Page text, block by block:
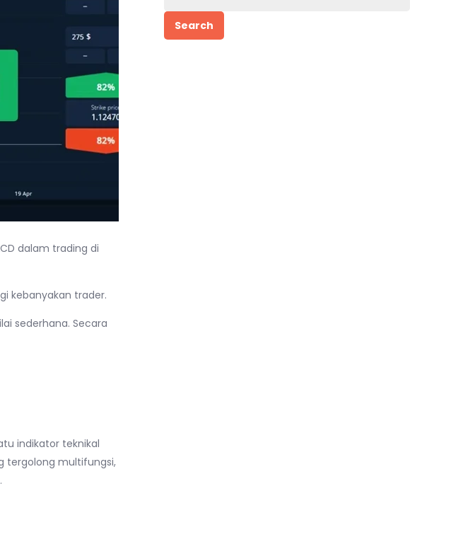
dalam trading di
kebanyakan trader.
sederhana. Secara
indikator teknikal
tergolong multifungsi,
for: